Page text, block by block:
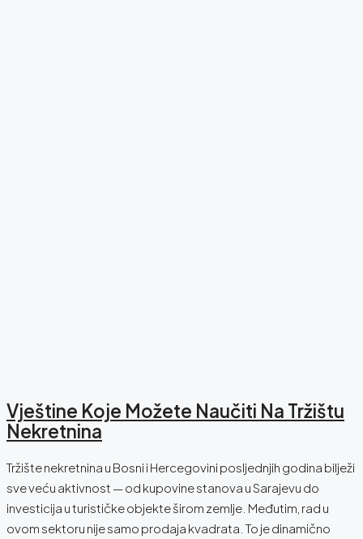
Vještine Koje Možete Naučiti Na Tržištu
Nekretnina
Tržište nekretnina u Bosni i Hercegovini posljednjih godina bilježi
sve veću aktivnost — od kupovine stanova u Sarajevu do
investicija u turističke objekte širom zemlje. Međutim, rad u
ovom sektoru nije samo prodaja kvadrata. To je dinamično